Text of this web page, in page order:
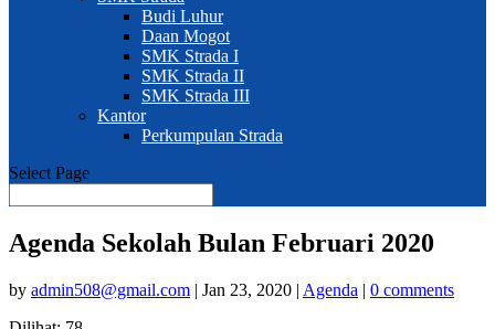
Budi Luhur
Daan Mogot
SMK Strada I
SMK Strada II
SMK Strada III
Kantor
Perkumpulan Strada
Select Page
Agenda Sekolah Bulan Februari 2020
by admin508@gmail.com | Jan 23, 2020 | Agenda | 0 comments